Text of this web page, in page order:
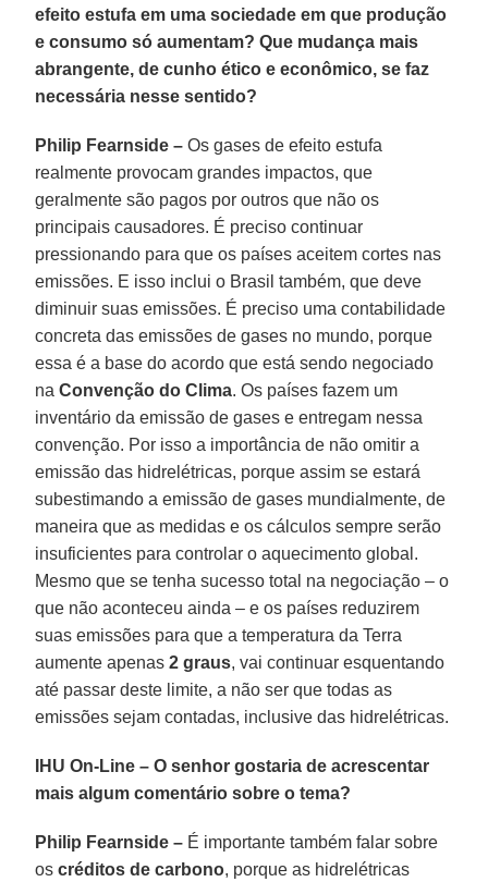
efeito estufa em uma sociedade em que produção
e consumo só aumentam? Que mudança mais
abrangente, de cunho ético e econômico, se faz
necessária nesse sentido?
Philip Fearnside –Os gases de efeito estufa
realmente provocam grandes impactos, que
geralmente são pagos por outros que não os
principais causadores. É preciso continuar
pressionando para que os países aceitem cortes nas
emissões. E isso inclui o Brasil também, que deve
diminuir suas emissões. É preciso uma contabilidade
concreta das emissões de gases no mundo, porque
essa é a base do acordo que está sendo negociado
naConvenção do Clima. Os países fazem um
inventário da emissão de gases e entregam nessa
convenção. Por isso a importância de não omitir a
emissão das hidrelétricas, porque assim se estará
subestimando a emissão de gases mundialmente, de
maneira que as medidas e os cálculos sempre serão
insuficientes para controlar o aquecimento global.
Mesmo que se tenha sucesso total na negociação – o
que não aconteceu ainda – e os países reduzirem
suas emissões para que a temperatura da Terra
aumente apenas 2 graus, vai continuar esquentando
até passar deste limite, a não ser que todas as
emissões sejam contadas, inclusive das hidrelétricas.
IHU On-Line – O senhor gostaria de acrescentar
mais algum comentário sobre o tema?
Philip Fearnside – É importante também falar sobre
oscréditos de carbono, porque as hidrelétricas